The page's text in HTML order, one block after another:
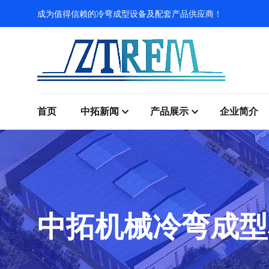
成为值得信赖的冷弯成型设备及配套产品供应商！
首页 中拓新闻 产品展示 企业简介
中拓机械冷弯成